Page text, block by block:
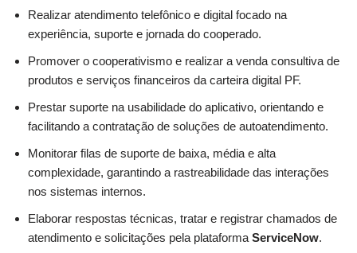
Realizar atendimento telefônico e digital focado na
experiência, suporte e jornada do cooperado.
Promover o cooperativismo e realizar a venda consultiva de
produtos e serviços financeiros da carteira digital PF.
Prestar suporte na usabilidade do aplicativo, orientando e
facilitando a contratação de soluções de autoatendimento.
Monitorar filas de suporte de baixa, média e alta
complexidade, garantindo a rastreabilidade das interações
nos sistemas internos.
Elaborar respostas técnicas, tratar e registrar chamados de
atendimento e solicitações pela plataforma ServiceNow.